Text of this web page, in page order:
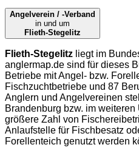
Angelverein / -Verband
in und um
Flieth-Stegelitz
Flieth-Stegelitz liegt im
anglermap.de sind für dieses
Betriebe mit Angel- bzw.
Fischzuchtbetriebe und 87
Anglern und Angelvereinen
Brandenburg bzw. im
größere Zahl von
Anlaufstelle für Fischbesatz
Forellenteich genutzt werden